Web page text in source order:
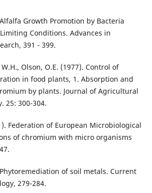
Growth Promotion by Bacteria
Conditions. Advances in
391 - 399.
Olson, O.E. (1977). Control of
in food plants, 1. Absorption and
by plants. Journal of Agricultural
25: 300-304.
Federation of European Microbiological
of chromium with micro organisms
of soil metals. Current
279-284.